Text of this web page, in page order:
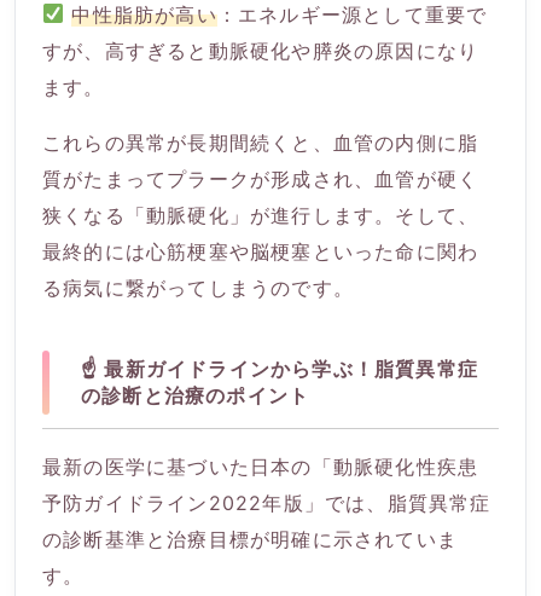
中性脂肪が高い：エネルギー源として重要で
すが、高すぎると動脈硬化や膵炎の原因になり
ます。
これらの異常が長期間続くと、血管の内側に脂
質がたまってプラークが形成され、血管が硬く
狭くなる「動脈硬化」が進行します。そして、
最終的には心筋梗塞や脳梗塞といった命に関わ
る病気に繋がってしまうのです。
☝️ 最新ガイドラインから学ぶ！脂質異常症
の診断と治療のポイント
最新の医学に基づいた日本の「動脈硬化性疾患
予防ガイドライン2022年版」では、脂質異常症
の診断基準と治療目標が明確に示されていま
す。